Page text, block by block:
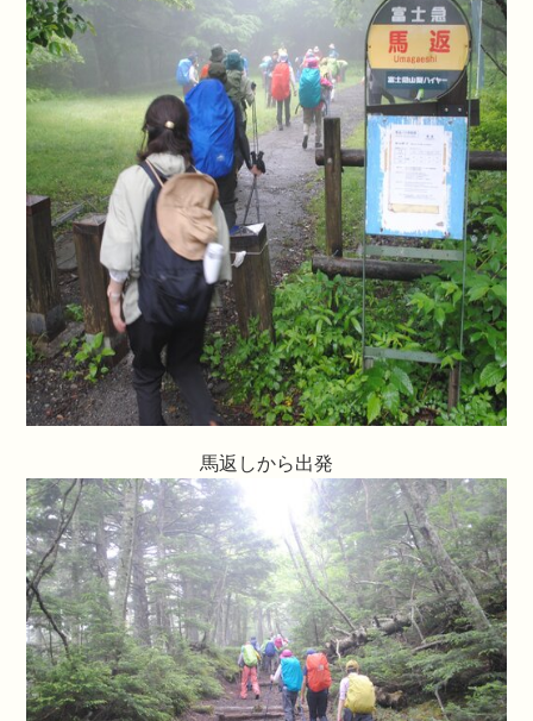
馬返しから出発